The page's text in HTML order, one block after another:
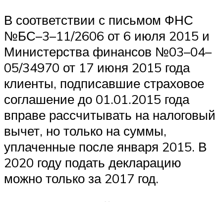
В соответствии с письмом ФНС
№БС–3–11/2606 от 6 июля 2015 и
Министерства финансов №03–04–
05/34970 от 17 июня 2015 года
клиенты, подписавшие страховое
соглашение до 01.01.2015 года
вправе рассчитывать на налоговый
вычет, но только на суммы,
уплаченные после января 2015. В
2020 году подать декларацию
можно только за 2017 год.